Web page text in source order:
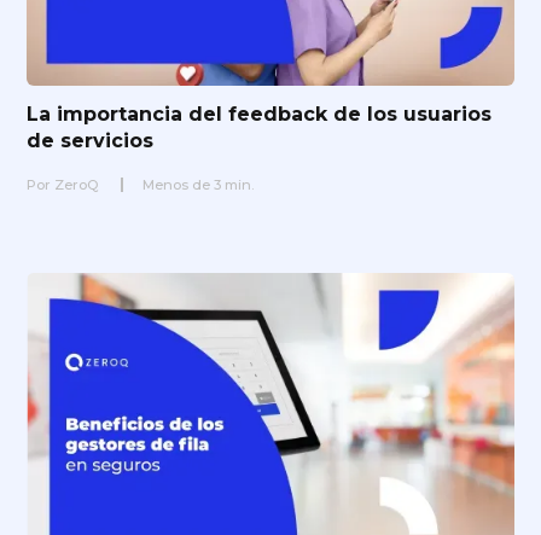
La importancia del feedback de los usuarios
de servicios
Por ZeroQ Menos de 3 min.